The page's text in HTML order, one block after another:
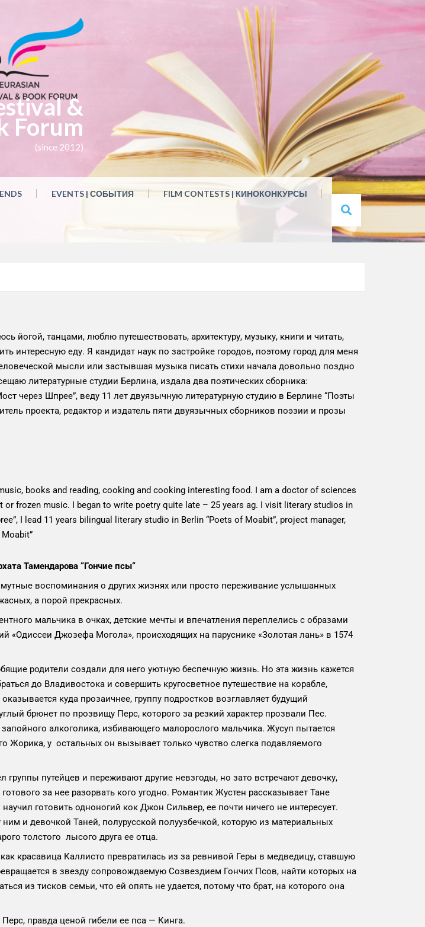
&
Forum
(since 2012)
EVENTS | СОБЫТИЯ FILM CONTESTS | КИНОКОНКУРСЫ
йогой, танцами, люблю путешествовать, архитектуру, музыку, книги и читать,
интересную еду. Я кандидат наук по застройке городов, поэтому город для меня
мысли или застывшая музыка писать стихи начала довольно поздно
литературные студии Берлина, издала два поэтических сборника:
через Шпрее”, веду 11 лет двуязычную литературную студию в Берлине “Поэты
проекта, редактор и издатель пяти двуязычных сборников поэзии и прозы
books and reading, cooking and cooking interesting food. I am a doctor of sciences
frozen music. I began to write poetry quite late – 25 years ag. I visit literary studios in
I lead 11 years bilingual literary studio in Berlin “Poets of Moabit”, project manager,
Тамендарова “Гончие псы“
воспоминания о других жизнях или просто переживание услышанных
а порой прекрасных.
мальчика в очках, детские мечты и впечатления переплелись с образами
«Одиссеи Джозефа Могола», происходящих на паруснике «Золотая лань» в 1574
родители создали для него уютную беспечную жизнь. Но эта жизнь кажется
до Владивостока и совершить кругосветное путешествие на корабле,
куда прозаичнее, группу подростков возглавляет будущий
брюнет по прозвищу Перс, которого за резкий характер прозвали Пес.
алкоголика, избивающего малорослого мальчика. Жусуп пытается
Жорика, у остальных он вызывает только чувство слегка подавляемого
путейцев и переживают другие невзгоды, но зато встречают девочку,
за нее разорвать кого угодно. Романтик Жустен рассказывает Тане
готовить одноногий кок Джон Сильвер, ее почти ничего не интересует.
и девочкой Таней, полурусской полуузбечкой, которую из материальных
толстого лысого друга ее отца.
красавица Каллисто превратилась из за ревнивой Геры в медведицу, ставшую
в звезду сопровождаемую Созвездием Гончих Псов, найти которых на
из тисков семьи, что ей опять не удается, потому что брат, на которого она
правда ценой гибели ее пса — Кинга.